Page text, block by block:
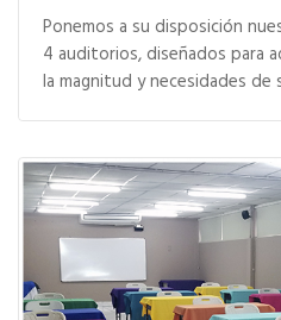
Ponemos a su disposición
4 auditorios, diseñados para
la magnitud y necesidades de